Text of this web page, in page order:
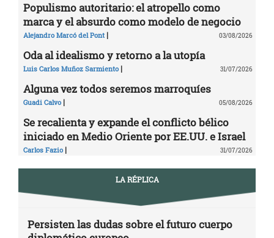
Populismo autoritario: el atropello como
marca y el absurdo como modelo de negocio
Alejandro Marcó del Pont | 03/08/2026
Oda al idealismo y retorno a la utopía
Luis Carlos Muñoz Sarmiento | 31/07/2026
Alguna vez todos seremos marroquíes
Guadi Calvo | 05/08/2026
Se recalienta y expande el conflicto bélico
iniciado en Medio Oriente por EE.UU. e Israel
Carlos Fazio | 31/07/2026
LA RÉPLICA
Persisten las dudas sobre el futuro cuerpo